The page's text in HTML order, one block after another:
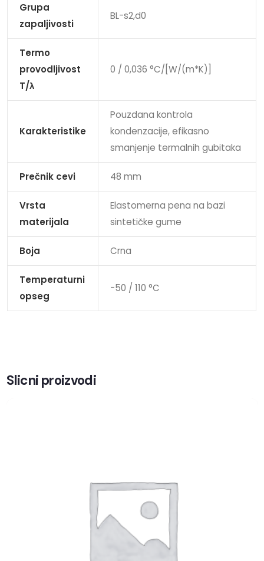
Grupa
zapaljivosti
BL-s2,d0
Termo
provodljivost
T/λ
0 / 0,036 °C/[W/(m*K)]
Karakteristike
Pouzdana kontrola
kondenzacije, efikasno
smanjenje termalnih gubitaka
Prečnik cevi 48 mm
Vrsta
materijala
Elastomerna pena na bazi
sintetičke gume
Boja Crna
Temperaturni
opseg
-50 / 110 °C
Slicni proizvodi